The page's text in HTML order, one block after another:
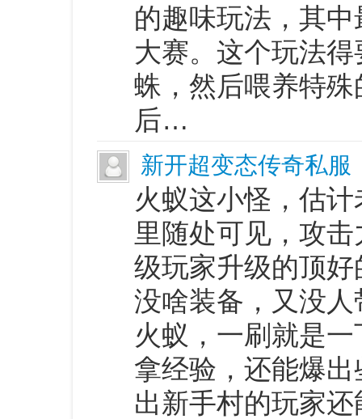
的趣味玩法，其
大赛。这个玩法
蛛，然后喂养特
后…
新开超变态传奇私服
火蚁这小怪，估
里随处可见，攻
级玩家升级的顶
没啥装备，又没
火蚁，一刷就是
拿经验，还能爆
出新手村的玩家